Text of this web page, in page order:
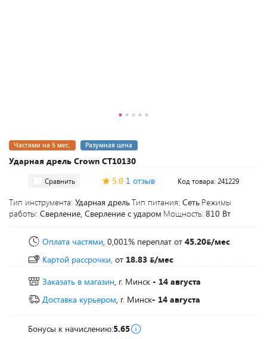
Ударная дрель Crown CT10130
Частями на 5 мес. Разумная цена
Сравнить 5.0 1 отзыв Код товара: 241229
Тип инструмента: Ударная дрельТип питания: Сеть Режимы
работы: Сверление, Сверление с ударом Мощность: 810 Вт
Оплата частями, 0,001% переплат от 45.20 /мес
Картой рассрочки, от 18.83
/мес
Заказать в магазин, г. Минск - 14 августа
Доставка курьером, г. Минск- 14 августа
Бонусы к начислению:5.65